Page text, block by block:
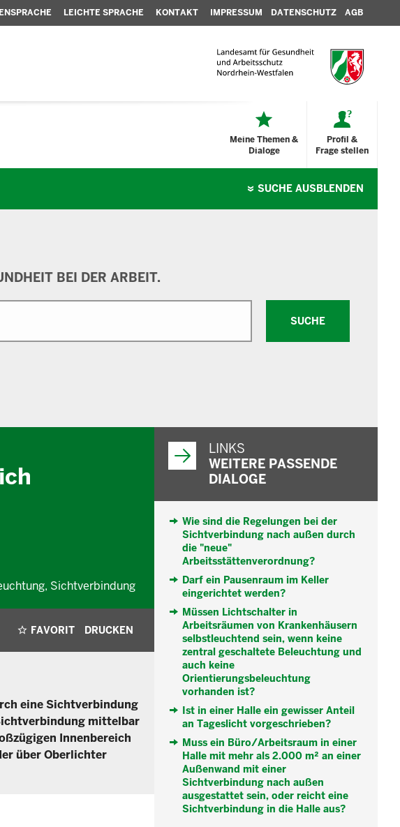
LEICHTE SPRACHE KONTAKT IMPRESSUM DATENSCHUTZ AGB
Profil &
Frage stellen
Meine Themen &
Dialoge
SUCHE AUSBLENDEN
BEI DER ARBEIT.
SUCHE
Sichtverbindung
FAVORIT DRUCKEN
eine Sichtverbindung
mittelbar
Innenbereich
über Oberlichter
LINKS
WEITERE PASSENDE
DIALOGE
Wie sind die Regelungen bei der
Sichtverbindung nach außen durch
die "neue"
Arbeitsstättenverordnung?
Darf ein Pausenraum im Keller
eingerichtet werden?
Müssen Lichtschalter in
Arbeitsräumen von Krankenhäusern
selbstleuchtend sein, wenn keine
zentral geschaltete Beleuchtung und
auch keine
Orientierungsbeleuchtung
vorhanden ist?
Ist in einer Halle ein gewisser Anteil
an Tageslicht vorgeschrieben?
Muss ein Büro/Arbeitsraum in einer
Halle mit mehr als 2.000 m² an einer
Außenwand mit einer
Sichtverbindung nach außen
ausgestattet sein, oder reicht eine
Sichtverbindung in die Halle aus?